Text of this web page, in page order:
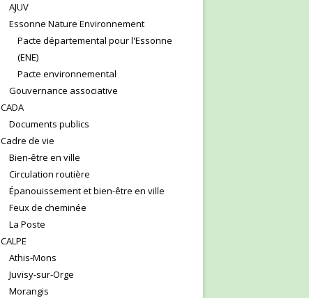
AJUV
Essonne Nature Environnement
Pacte départemental pour l'Essonne
(ENE)
Pacte environnemental
Gouvernance associative
CADA
Documents publics
Cadre de vie
Bien-être en ville
Circulation routière
Épanouissement et bien-être en ville
Feux de cheminée
La Poste
CALPE
Athis-Mons
Juvisy-sur-Orge
Morangis